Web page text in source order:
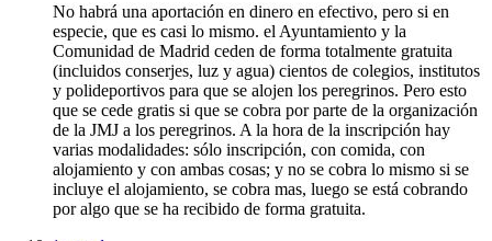
No habrá una aportación en dinero en efectivo, pero si en
especie, que es casi lo mismo. el Ayuntamiento y la
Comunidad de Madrid ceden de forma totalmente gratuita
(incluidos conserjes, luz y agua) cientos de colegios, institutos
y polideportivos para que se alojen los peregrinos. Pero esto
que se cede gratis si que se cobra por parte de la organización
de la JMJ a los peregrinos. A la hora de la inscripción hay
varias modalidades: sólo inscripción, con comida, con
alojamiento y con ambas cosas; y no se cobra lo mismo si se
incluye el alojamiento, se cobra mas, luego se está cobrando
por algo que se ha recibido de forma gratuita.